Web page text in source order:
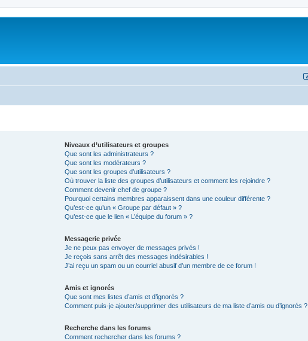
Niveaux d’utilisateurs et groupes
Que sont les administrateurs ?
Que sont les modérateurs ?
Que sont les groupes d’utilisateurs ?
Où trouver la liste des groupes d’utilisateurs et comment les rejoindre ?
Comment devenir chef de groupe ?
Pourquoi certains membres apparaissent dans une couleur différente ?
Qu’est-ce qu’un « Groupe par défaut » ?
Qu’est-ce que le lien « L’équipe du forum » ?
Messagerie privée
Je ne peux pas envoyer de messages privés !
Je reçois sans arrêt des messages indésirables !
J’ai reçu un spam ou un courriel abusif d’un membre de ce forum !
Amis et ignorés
Que sont mes listes d’amis et d’ignorés ?
Comment puis-je ajouter/supprimer des utilisateurs de ma liste d’amis ou d’ignorés ?
Recherche dans les forums
Comment rechercher dans les forums ?